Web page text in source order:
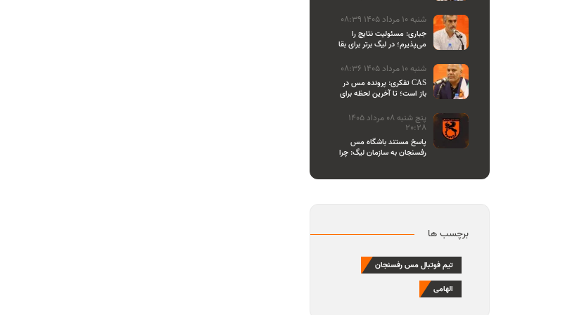
شنبه 10 مرداد 1405 08:39
جباری: مسئولیت نتایج را
می‌پذیرم؛ در لیگ برتر برای بقا
می‌جنگیم
شنبه 10 مرداد 1405 08:36
تفکری: پرونده مس در CAS
باز است؛ تا آخرین لحظه برای
پنج شنبه 08 مرداد 1405
20:28
پاسخ مستند باشگاه مس
رفسنجان به سازمان لیگ: چرا
برچسب ها
تیم فوتبال مس رفسنجان
الهامی